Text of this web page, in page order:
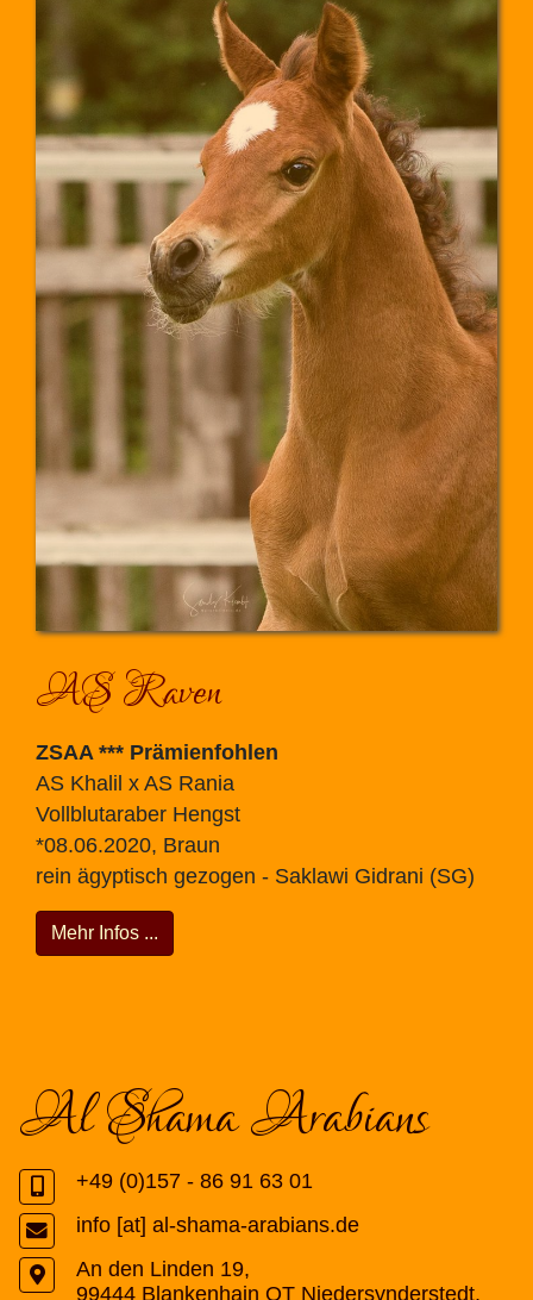
AS Raven
ZSAA *** Prämienfohlen
AS Khalil x AS Rania
Vollblutaraber Hengst
*08.06.2020, Braun
rein ägyptisch gezogen - Saklawi Gidrani (SG)
Mehr Infos ...
Al Shama Arabians
+49 (0)157 - 86 91 63 01
info [at] al-shama-arabians.de
An den Linden 19,
99444 Blankenhain OT Niedersynderstedt,